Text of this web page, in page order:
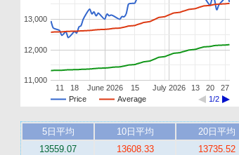
Price Average 1/2
June 2026 July 2026
11 18 15 13 20 27
11,000
12,000
13,000
5日平均 10日平均
20日平均
13559.07
13608.33
13735.52